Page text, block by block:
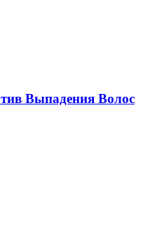
Выпадения Волос